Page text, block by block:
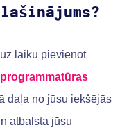
laiku pievienot
programmatūras
daļa no jūsu iekšējās
atbalsta jūsu